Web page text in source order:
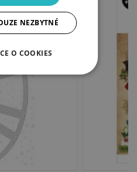
NEZBYTNÉ
O COOKIES